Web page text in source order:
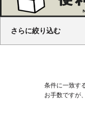
さらに絞り込む
条件に一致す
お手数ですが